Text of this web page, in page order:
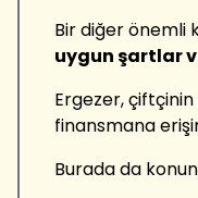
Bir diğer önemli
uygun şartlar
Ergezer, çiftçinin
finansmana
Burada da